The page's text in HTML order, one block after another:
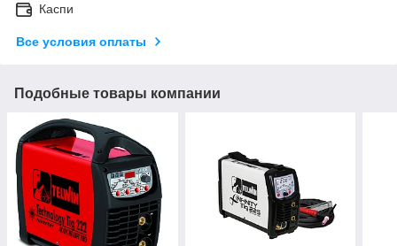
Каспи
Все условия оплаты
Подобные товары компании